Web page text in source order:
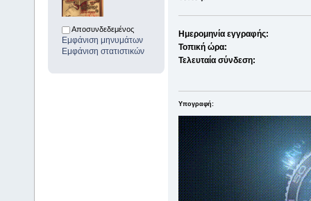
Αποσυνδεδεμένος
Εμφάνιση μηνυμάτων
Εμφάνιση στατιστικών
Ημερομηνία εγγραφής:
Τοπική ώρα:
Τελευταία σύνδεση:
Υπογραφή: